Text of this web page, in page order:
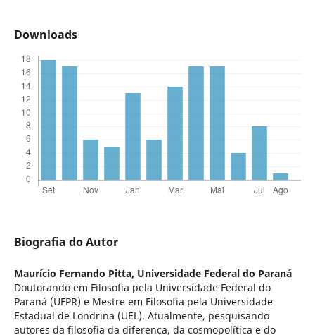
Downloads
Biografia do Autor
Maurício Fernando Pitta, Universidade Federal do Paraná
Doutorando em Filosofia pela Universidade Federal do
Paraná (UFPR) e Mestre em Filosofia pela Universidade
Estadual de Londrina (UEL). Atualmente, pesquisando
autores da filosofia da diferença, da cosmopolítica e do